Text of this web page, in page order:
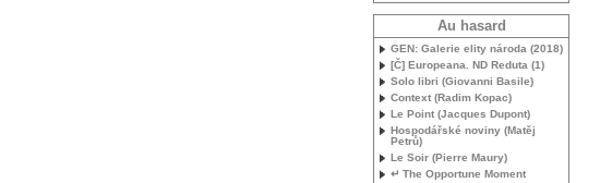
Au hasard
GEN: Galerie elity národa (2018)
[Č] Europeana. ND Reduta (1)
Solo libri (Giovanni Basile)
Context (Radim Kopac)
Le Point (Jacques Dupont)
Hospodářské noviny (Matěj
Petrů)
Le Soir (Pierre Maury)
↵ The Opportune Moment